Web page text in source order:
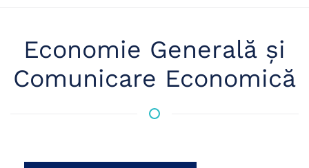
Economie Generală și
Comunicare Economică